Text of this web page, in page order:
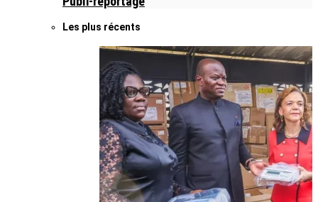
Les plus récents